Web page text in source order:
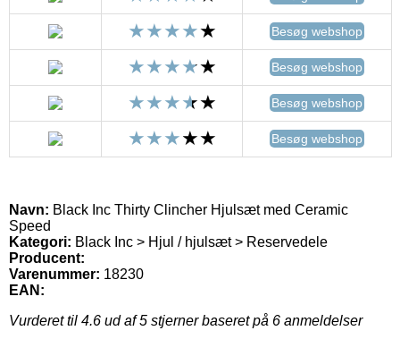
Besøg webshop
Besøg webshop
Besøg webshop
Besøg webshop
Navn: Black Inc Thirty Clincher Hjulsæt med Ceramic
Speed
Kategori: Black Inc > Hjul / hjulsæt > Reservedele
Producent:
Varenummer: 18230
EAN:
Vurderet til 4.6 ud af 5 stjerner baseret på 6 anmeldelser